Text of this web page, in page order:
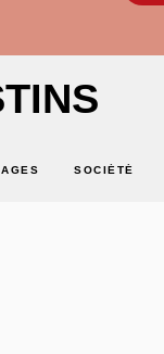
SOCIÉTÉ